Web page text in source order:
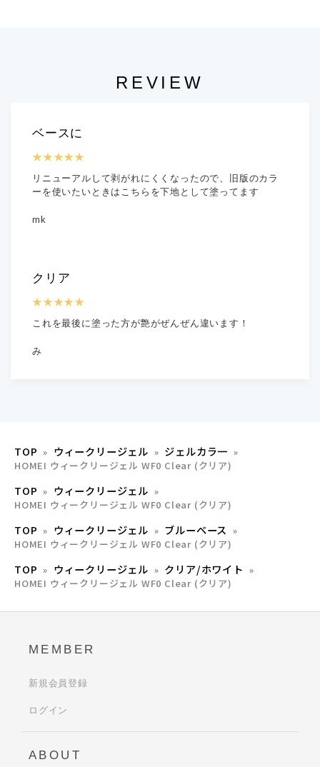
REVIEW
ベースに
★★★★★
リニューアルして剥がれにくくなったので、旧版のカラ
ーを使いたいときはこちらを下地として塗ってます
mk
クリア
★★★★★
これを最後に塗った方が艶がぜんぜん違います！
み
TOP ウィークリージェル ジェルカラ一
HOMEI ウィークリージェル WF0 Clear (クリア)
TOP ウィークリージェル
HOMEI ウィークリージェル WF0 Clear (クリア)
TOP ウィークリージェル ブルーベース
HOMEI ウィークリージェル WF0 Clear (クリア)
TOP ウィークリージェル クリア/ホワイト
HOMEI ウィークリージェル WF0 Clear (クリア)
MEMBER
新規会員登録
ログイン
ABOUT